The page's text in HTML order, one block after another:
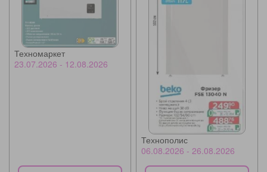
Техномаркет
23.07.2026 - 12.08.2026
Технополис
06.08.2026 - 26.08.2026